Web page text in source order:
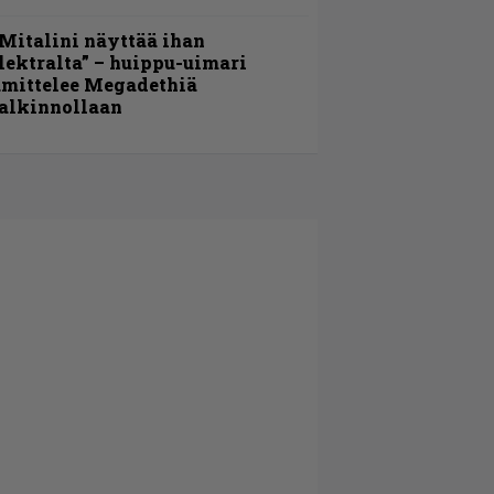
näyttää ihan
– huippu-uimari
Megadethiä